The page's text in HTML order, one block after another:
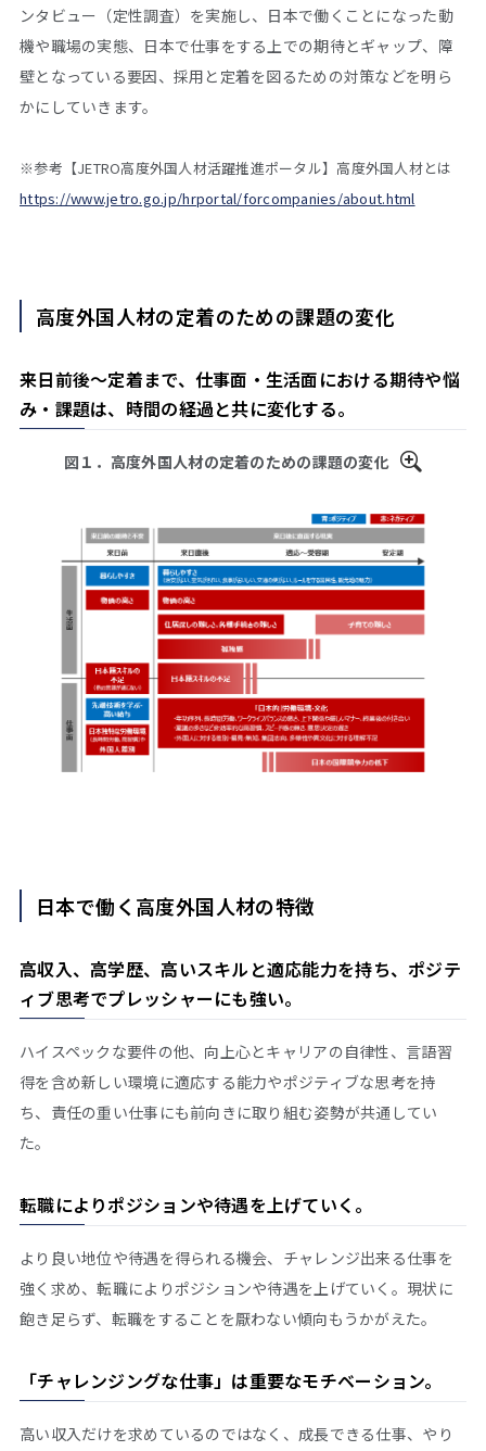
ンタビュー（定性調査）を実施し、日本で働くことになった動
機や職場の実態、日本で仕事をする上での期待とギャップ、障
壁となっている要因、採用と定着を図るための対策などを明ら
かにしていきます。
※参考【JETRO高度外国人材活躍推進ポータル】高度外国人材とは
https://www.jetro.go.jp/hrportal/forcompanies/about.html
高度外国人材の定着のための課題の変化
来日前後～定着まで、仕事面・生活面における期待や悩
み・課題は、時間の経過と共に変化する。
図１．高度外国人材の定着のための課題の変化
日本で働く高度外国人材の特徴
高収入、高学歴、高いスキルと適応能力を持ち、ポジテ
ィブ思考でプレッシャーにも強い。
ハイスペックな要件の他、向上心とキャリアの自律性、言語習
得を含め新しい環境に適応する能力やポジティブな思考を持
ち、責任の重い仕事にも前向きに取り組む姿勢が共通してい
た。
転職によりポジションや待遇を上げていく。
より良い地位や待遇を得られる機会、チャレンジ出来る仕事を
強く求め、転職によりポジションや待遇を上げていく。現状に
飽き足らず、転職をすることを厭わない傾向もうかがえた。
「チャレンジングな仕事」は重要なモチベーション。
高い収入だけを求めているのではなく、成長できる仕事、やり